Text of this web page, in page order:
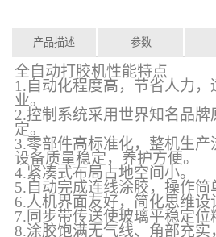
产品描述 参数
全自动打胶机性能特点
1.自动化程度高，节省人力
业。
2.控制系统采用世界知名品
定。
3.零部件高标准化，整机生
设备质量稳定，养护方便。
4.紧凑式布局占地空间小。
5.自动完成连线涂胶，操作简
6.人机界面友好，简化思维设
7.同步带传送使玻璃平稳定位
8.涂胶饱满无气线、角部充实